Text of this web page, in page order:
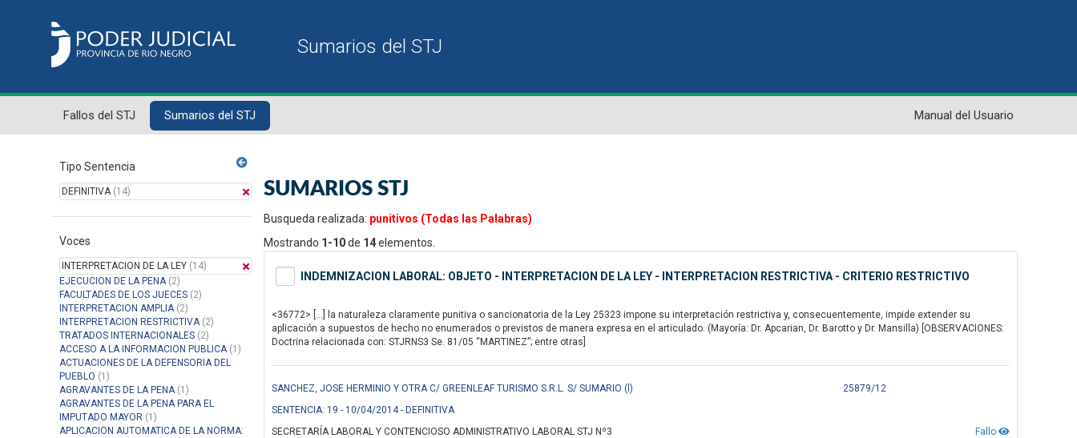
Fallos del STJ Sumarios del STJ Manual del Usuario
Tipo Sentencia
DEFINITIVA(14)
Voces
INTERPRETACION DE LA LEY (14)
EJECUCION DE LA PENA(2)
FACULTADES DE LOS JUECES (2)
INTERPRETACION AMPLIA(2)
INTERPRETACION RESTRICTIVA(2)
TRATADOS INTERNACIONALES (2)
ACCESO A LA INFORMACION PUBLICA(1)
ACTUACIONES DE LA DEFENSORIA DEL
PUEBLO (1)
AGRAVANTES DE LA PENA(1)
AGRAVANTES DE LA PENA PARA EL
IMPUTADO MAYOR (1)
APLICACION AUTOMATICA DE LA NORMA:
SUMARIOS STJ
Busqueda realizada: punitivos (Todas las Palabras)
Mostrando 1-10de 14elementos.
INDEMNIZACION LABORAL: OBJETO - INTERPRETACION DE LA LEY - INTERPRETACION RESTRICTIVA - CRITERIO RESTRICTIVO
<36772> […] la naturaleza claramente punitiva o sancionatoria de la Ley 25323 impone su interpretación restrictiva y, consecuentemente, impide extender su
aplicación a supuestos de hecho no enumerados o previstos de manera expresa en el articulado. (Mayoría: Dr. Apcarian, Dr. Barotto y Dr. Mansilla) [OBSERVACIONES:
Doctrina relacionada con: STJRNS3 Se. 81/05 “MARTINEZ”; entre otras]
SANCHEZ, JOSE HERMINIO Y OTRA C/ GREENLEAF TURISMO S.R.L. S/ SUMARIO (l)
25879/12
SENTENCIA: 19 - 10/04/2014 - DEFINITIVA
Fallo
SECRETARÍA LABORAL Y CONTENCIOSO ADMINISTRATIVO LABORAL STJ Nº3